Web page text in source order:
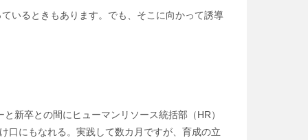
いるときもあります。でも、そこに向かって誘導
新卒との間にヒューマンリソース統括部（HR）
口にもなれる。実践して数カ月ですが、育成の立